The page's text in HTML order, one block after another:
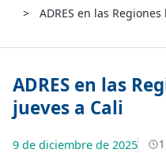
ADRES en las
ADRES en las
jueves a Cali
9 de diciembre de 2025 1